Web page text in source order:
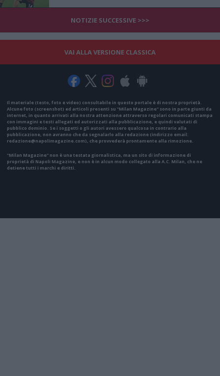
NOTIZIE SUCCESSIVE >>>
VAI ALLA VERSIONE CLASSICA
Il materiale (testo, foto e video) consultabile in questo portale è di nostra proprietà.
Alcune foto (screenshot) ed articoli presenti su "Milan Magazine" sono in parte giunti da
internet, in quanto arrivati alla nostra attenzione attraverso regolari comunicati stampa
con immagini e testi allegati ed autorizzati alla pubblicazione, e quindi valutati di
pubblico dominio. Se i soggetti o gli autori avessero qualcosa in contrario alla
pubblicazione, non avranno che da segnalarlo alla redazione (indirizzo email:
redazione@napolimagazine.com), che provvederà prontamente alla rimozione.
"Milan Magazine" non è una testata giornalistica, ma un sito di informazione di
proprietà di Napoli Magazine, e non è in alcun modo collegato alla A.C. Milan, che ne
detiene tutti i marchi e diritti.